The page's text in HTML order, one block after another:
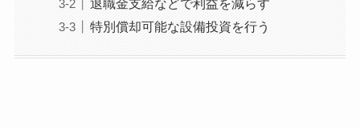
退職金支給などで利益を減らす
特別償却可能な設備投資を行う